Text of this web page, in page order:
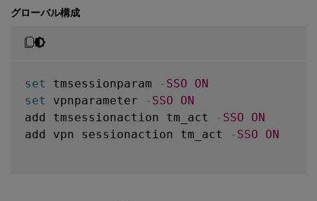
グローバル構成
set tmsessionparam - SSO
ON
set
vpnparameter - SSO
ON
add tmsessionaction tm_act
- SSO
ON
add vpn sessionaction tm_act
- SSO ON